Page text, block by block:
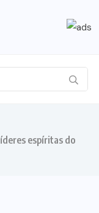
espíritas do